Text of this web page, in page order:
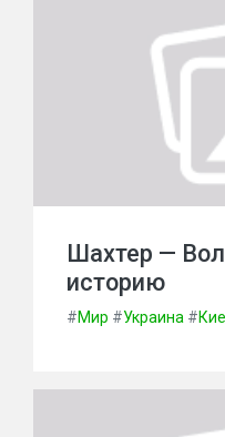
Шахтер —
историю
#Мир #Украина #